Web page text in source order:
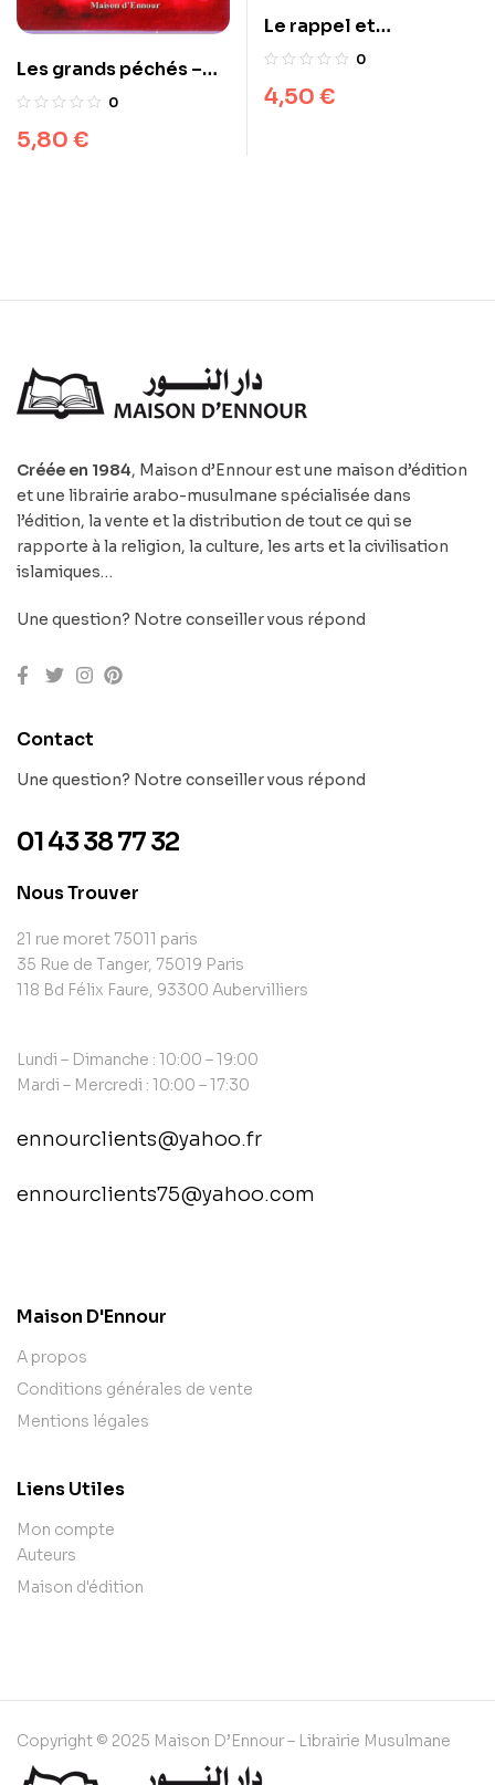
Les grands péchés –
Selon le Coran et la
0
5,80 €
Le rappel et
l’invocation de Dieu
0
4,50 €
Créée en 1984, Maison d’Ennour est une maison d’édition
et une librairie arabo-musulmane spécialisée dans
l’édition, la vente et la distribution de tout ce qui se
rapporte à la religion, la culture, les arts et la civilisation
islamiques…
Une question? Notre conseiller vous répond
Contact
Une question? Notre conseiller vous répond
01 43 38 77 32
Nous Trouver
21 rue moret 75011 paris
35 Rue de Tanger, 75019 Paris
118 Bd Félix Faure, 93300 Aubervilliers
Lundi – Dimanche : 10:00 – 19:00
Mardi – Mercredi : 10:00 – 17:30
ennourclients@yahoo.fr
ennourclients75@yahoo.com
Maison D'Ennour
A propos
Conditions générales de vente
Mentions légales
Liens Utiles
Mon compte
Auteurs
Maison d'édition
Copyright © 2025 Maison D’Ennour – Librairie Musulmane